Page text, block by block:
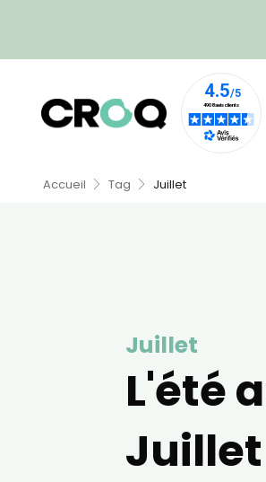
Accueil Tag Juillet
Juillet
L'été
Juillet